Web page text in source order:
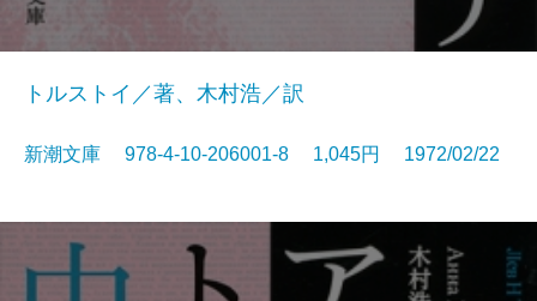
トルストイ／著、木村浩／訳
新潮文庫 978-4-10-206001-8 1,045円 1972/02/22